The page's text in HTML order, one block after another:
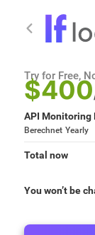
Try for Free,
$400
API Monitoring
Berechnet Yearly
Total now
You won’t be